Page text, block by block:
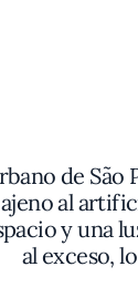
de São
al
y una
al exceso,